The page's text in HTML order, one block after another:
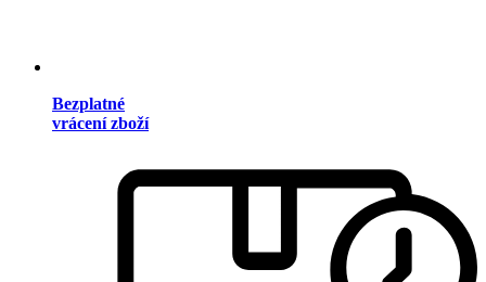
Bezplatné
vrácení zboží